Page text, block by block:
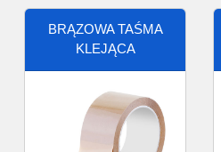
BRĄZOWA TAŚMA
KLEJĄCA